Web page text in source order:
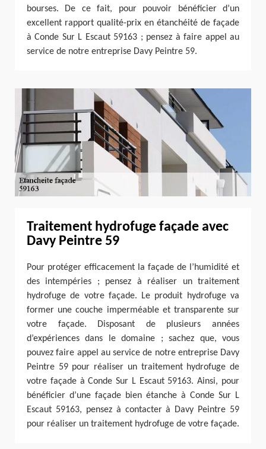
bourses. De ce fait, pour pouvoir bénéficier d’un
excellent rapport qualité-prix en étanchéité de façade
à Conde Sur L Escaut 59163 ; pensez à faire appel au
service de notre entreprise Davy Peintre 59.
Traitement hydrofuge façade avec
Davy Peintre 59
Pour protéger efficacement la façade de l’humidité et
des intempéries ; pensez à réaliser un traitement
hydrofuge de votre façade. Le produit hydrofuge va
former une couche imperméable et transparente sur
votre façade. Disposant de plusieurs années
d’expériences dans le domaine ; sachez que, vous
pouvez faire appel au service de notre entreprise Davy
Peintre 59 pour réaliser un traitement hydrofuge de
votre façade à Conde Sur L Escaut 59163. Ainsi, pour
bénéficier d’une façade bien étanche à Conde Sur L
Escaut 59163, pensez à contacter à Davy Peintre 59
pour réaliser un traitement hydrofuge de votre façade.